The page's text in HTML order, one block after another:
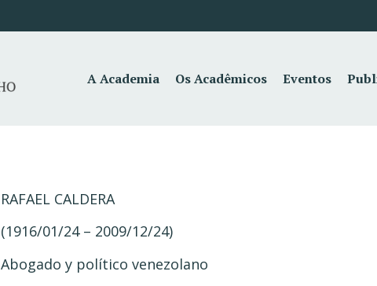
A Academia Os Acadêmicos Eventos
RAFAEL CALDERA
(1916/01/24 – 2009/12/24)
Abogado y político venezolano